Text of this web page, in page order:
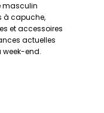
masculin
à capuche,
et accessoires
actuelles
end.